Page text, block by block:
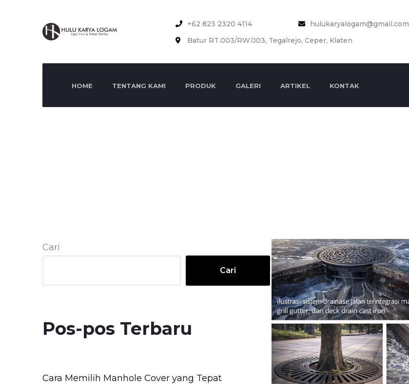
+62 823 2320 4114
hulukaryalogam@gmail.com
Batur RT.003/RW.003, Tegalrejo, Ceper, Klaten
HOME TENTANG KAMI PRODUK GALERI ARTIKEL KONTAK
Cari
Cari
Pos-pos Terbaru
Cara Memilih Manhole Cover yang Tepat